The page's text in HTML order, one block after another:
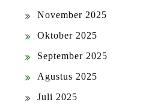
November 2025
Oktober 2025
September 2025
Agustus 2025
Juli 2025